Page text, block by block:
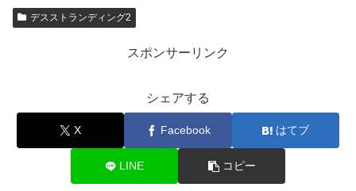
デスストランディング2
スポンサーリンク
シェアする
X Facebook はてブ
LINE コピー